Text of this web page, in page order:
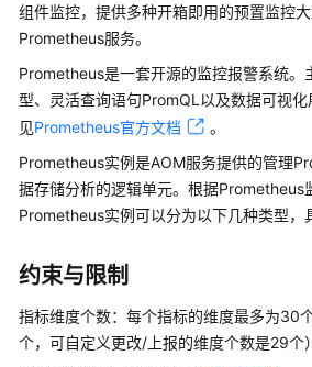
产
品
绍
计
费
说
速
入
门
组件监控，提供多种开箱即用的预置监控
Prometheus服务。
Prometheus是一套开源的监控报警系统。
型、灵活查询语句PromQL以及数据可视
见Prometheus官方文档
。
Prometheus实例是AOM服务提供的管理
据存储分析的逻辑单元。根据Prometheus
Prometheus实例可以分为以下几种类型，
约束与限制
指标维度个数：每个指标的维度最多为30
个，可自定义更改/上报的维度个数是29个